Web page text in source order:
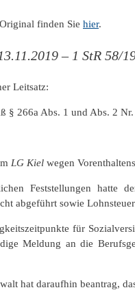
finden Sie hier.
– 1 StR 58/
Leitsatz:
§ 266a Abs. 1 und Abs. 2
LG Kiel wegen
Feststellungen hatte
abgeführt sowie
für
Meldung an die
hat daraufhin beantrag,